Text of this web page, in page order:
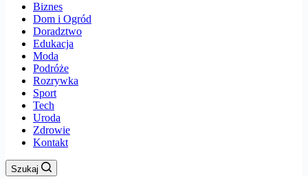
Biznes
Dom i Ogród
Doradztwo
Edukacja
Moda
Podróże
Rozrywka
Sport
Tech
Uroda
Zdrowie
Kontakt
Szukaj